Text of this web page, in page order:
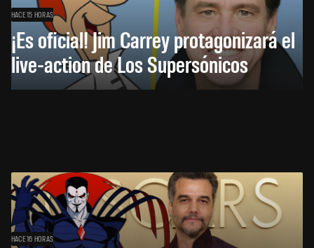
HACE 15 HORAS
¡Es oficial! Jim Carrey protagonizará el
live-action de Los Supersónicos
HACE 16 HORAS